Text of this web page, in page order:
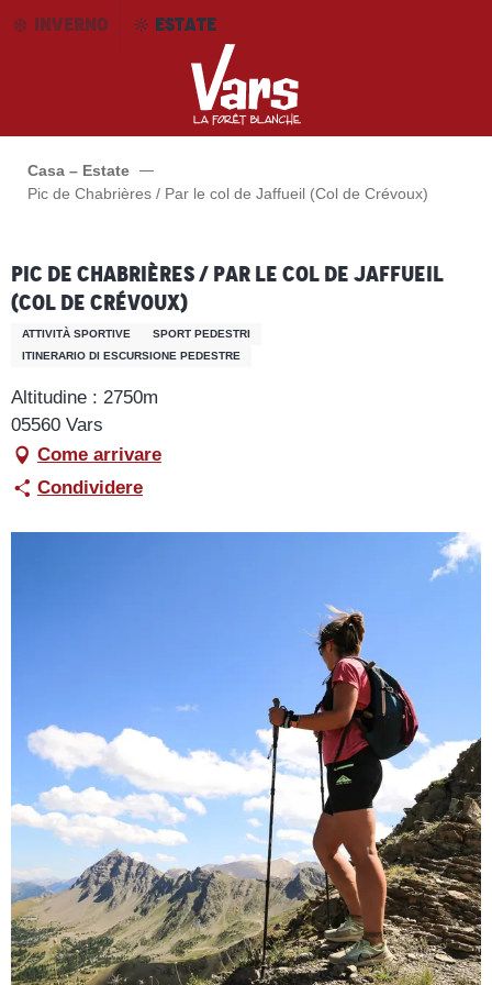
AllerINVERNO ESTATE
Casa – Estate
Pic de Chabrières / Par le col de Jaffueil (Col de Crévoux)
Pic de Chabrières / Par le col de Jaffueil
(Col de Crévoux)
ATTIVITÀ SPORTIVE
SPORT PEDESTRI
ITINERARIO DI ESCURSIONE PEDESTRE
Altitudine : 2750m
05560 Vars
Come arrivare
Condividere